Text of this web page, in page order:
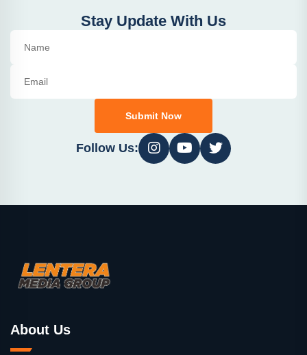
Stay Update With Us
Submit Now
Follow Us:
About Us